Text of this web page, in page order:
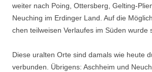
weiter nach Poing, Ottersberg, Gelting-
Neuching im Erdinger Land. Auf die
chen teilweisen Verlaufes im Süden wurde
Diese uralten Orte sind damals wie heute
verbunden. Übrigens: Aschheim und